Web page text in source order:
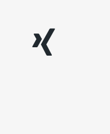
xing